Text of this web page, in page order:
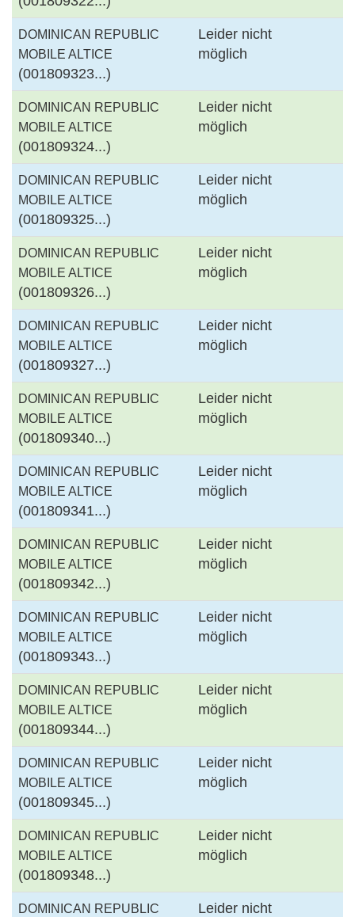
DOMINICAN REPUBLIC
MOBILE ALTICE
(001809323...)
Leider nicht
möglich
DOMINICAN REPUBLIC
MOBILE ALTICE
(001809324...)
Leider nicht
möglich
DOMINICAN REPUBLIC
MOBILE ALTICE
(001809325...)
Leider nicht
möglich
DOMINICAN REPUBLIC
MOBILE ALTICE
(001809326...)
Leider nicht
möglich
DOMINICAN REPUBLIC
MOBILE ALTICE
(001809327...)
Leider nicht
möglich
DOMINICAN REPUBLIC
MOBILE ALTICE
(001809340...)
Leider nicht
möglich
DOMINICAN REPUBLIC
MOBILE ALTICE
(001809341...)
Leider nicht
möglich
DOMINICAN REPUBLIC
MOBILE ALTICE
(001809342...)
Leider nicht
möglich
DOMINICAN REPUBLIC
MOBILE ALTICE
(001809343...)
Leider nicht
möglich
DOMINICAN REPUBLIC
MOBILE ALTICE
(001809344...)
Leider nicht
möglich
DOMINICAN REPUBLIC
MOBILE ALTICE
(001809345...)
Leider nicht
möglich
DOMINICAN REPUBLIC
MOBILE ALTICE
(001809348...)
Leider nicht
möglich
DOMINICAN REPUBLIC
Leider nicht